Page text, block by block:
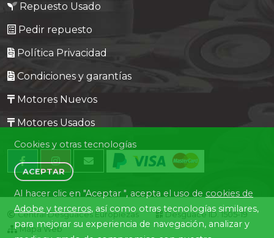
Repuesto Usado
Pedir repuesto
Política Privacidad
Condiciones y garantías
Motores Nuevos
Motores Usados
Central Desguaces Europiezas
Desguace ID. 1505-19
Mapa Web
Cookies y otras tecnologías
ACEPTAR
Al hacer clic en "Aceptar ", acepta el uso de cookies de
Adobe y terceros, así como otras tecnologías similares,
para mejorar su experiencia de navegación, analizar y